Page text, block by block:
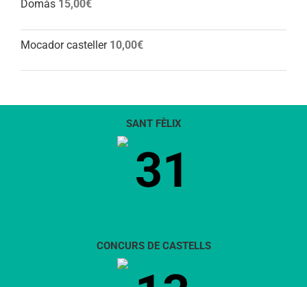
Domàs 15,00€
Mocador casteller 10,00€
SANT FÈLIX
31
CONCURS DE CASTELLS